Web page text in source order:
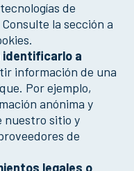
de
la sección a
identificarlo a
información de una
Por ejemplo,
anónima y
nuestro sitio y
de
legales o